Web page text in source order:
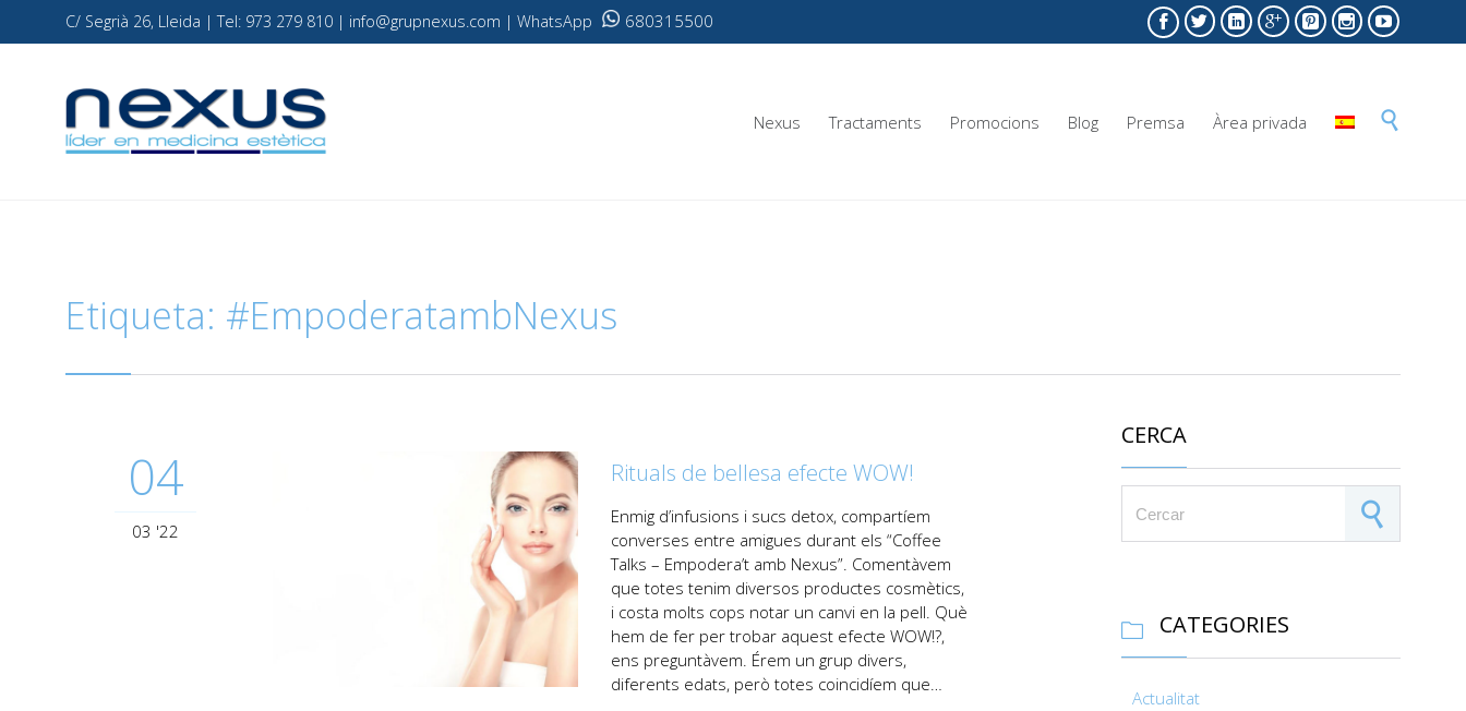
C/ Segrià 26, Lleida | Tel: 973 279 810 | info@grupnexus.com | WhatsApp 680315500       
Skip
Nexus Tractaments Promocions Blog Premsa Àrea privada 
Etiqueta: #EmpoderatambNexus
04
03 '22
Rituals de bellesa efecte WOW!
Enmig d’infusions i sucs detox, compartíem
converses entre amigues durant els “Coffee
Talks – Empodera’t amb Nexus”. Comentàvem
que totes tenim diversos productes cosmètics,
i costa molts cops notar un canvi en la pell. Què
hem de fer per trobar aquest efecte WOW!?,
ens preguntàvem. Érem un grup divers,
diferents edats, però totes coincidíem que…
CERCA
 CATEGORIES
Actualitat